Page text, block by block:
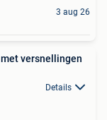
3 aug 26
versnellingen
Details